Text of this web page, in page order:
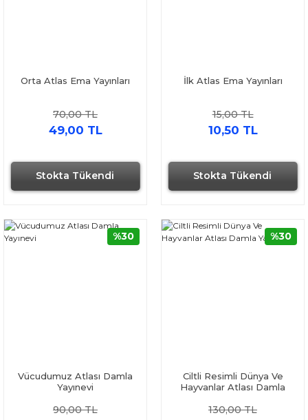
Stokta Tükendi
Orta Atlas Ema Yayınları
70,00 TL
49,00 TL
Stokta Tükendi
İlk Atlas Ema Yayınları
15,00 TL
10,50 TL
Vücudumuz Atlası Damla
Yayınevi
90,00 TL
%30
Ciltli Resimli Dünya Ve
Hayvanlar Atlası Damla
130,00 TL
%30